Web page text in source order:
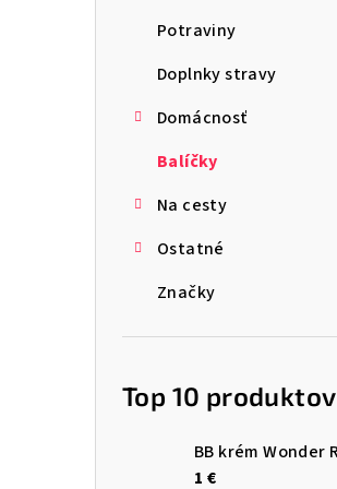
Potraviny
Doplnky stravy
Domácnosť
Balíčky
Na cesty
Ostatné
Značky
Top 10 produktov
1 €